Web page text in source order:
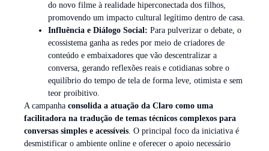
do novo filme à realidade hiperconectada dos filhos,
promovendo um impacto cultural legítimo dentro de casa.
Influência e Diálogo Social: Para pulverizar o debate, o
ecossistema ganha as redes por meio de criadores de
conteúdo e embaixadores que vão descentralizar a
conversa, gerando reflexões reais e cotidianas sobre o
equilíbrio do tempo de tela de forma leve, otimista e sem
teor proibitivo.
A campanha consolida a atuação da Claro como uma
facilitadora na tradução de temas técnicos complexos para
conversas simples e acessíveis. O principal foco da iniciativa é
desmistificar o ambiente online e oferecer o apoio necessário